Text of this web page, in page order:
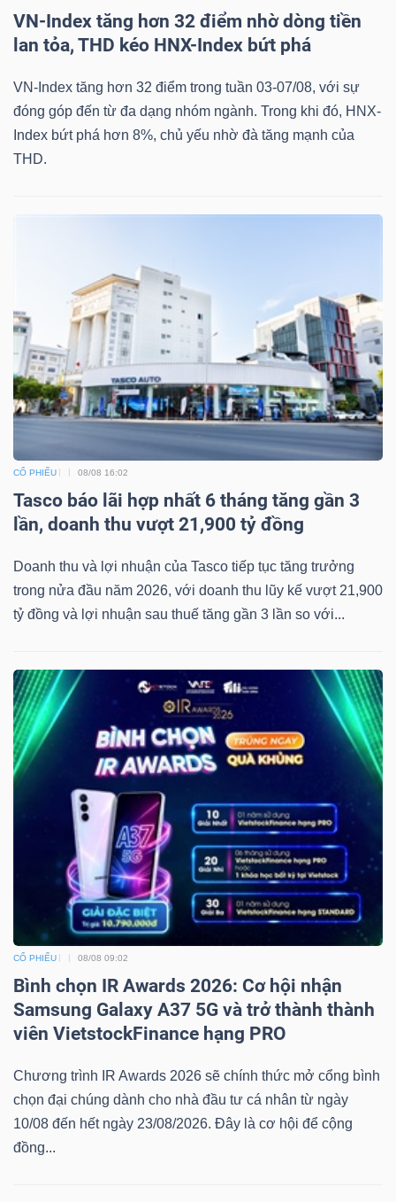
VN-Index tăng hơn 32 điểm nhờ dòng tiền
lan tỏa, THD kéo HNX-Index bứt phá
VN-Index tăng hơn 32 điểm trong tuần 03-07/08, với sự
đóng góp đến từ đa dạng nhóm ngành. Trong khi đó, HNX-
Index bứt phá hơn 8%, chủ yếu nhờ đà tăng mạnh của
THD.
CỔ PHIẾU 08/08 16:02
Tasco báo lãi hợp nhất 6 tháng tăng gần 3
lần, doanh thu vượt 21,900 tỷ đồng
Doanh thu và lợi nhuận của Tasco tiếp tục tăng trưởng
trong nửa đầu năm 2026, với doanh thu lũy kế vượt 21,900
tỷ đồng và lợi nhuận sau thuế tăng gần 3 lần so với...
CỔ PHIẾU 08/08 09:02
Bình chọn IR Awards 2026: Cơ hội nhận
Samsung Galaxy A37 5G và trở thành thành
viên VietstockFinance hạng PRO
Chương trình IR Awards 2026 sẽ chính thức mở cổng bình
chọn đại chúng dành cho nhà đầu tư cá nhân từ ngày
10/08 đến hết ngày 23/08/2026. Đây là cơ hội để cộng
đồng...